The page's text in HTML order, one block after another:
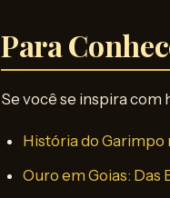
Para
Se você se inspira com
História do Garimpo
Ouro em Goias: Das